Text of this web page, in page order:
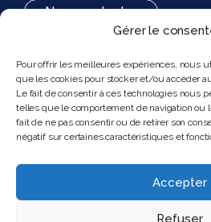
Gérer le
Pour offrir les meilleures expériences, nous
que les cookies pour stocker et/ou accéder
Le fait de consentir à ces technologies nous
telles que le comportement de navigation ou
fait de ne pas consentir ou de retirer son
négatif sur certaines caractéristiques et
Accepter
Refuser
Nous contacter
194, rue de Rivoli 75001 Paris
Nous suivre